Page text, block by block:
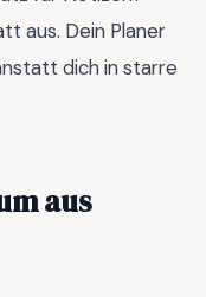
aus. Dein Planer
dich in starre
aus